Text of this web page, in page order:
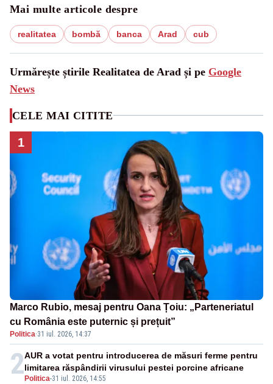
Mai multe articole despre
realitatea bombă banca Arad cub
Urmărește știrile Realitatea de Arad și pe Google
News
CELE MAI CITITE
1
Marco Rubio, mesaj pentru Oana Țoiu: „Parteneriatul
cu România este puternic și prețuit”
Politica·31 iul. 2026, 14:37
2 Politica-31 iul. 2026, 14:55
AUR a votat pentru introducerea de măsuri ferme pentru
limitarea răspândirii virusului pestei porcine africane